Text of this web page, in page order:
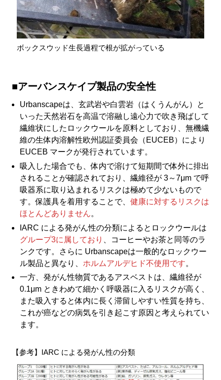
ボックスウッド生長過程で根が拡がっている
■アーバンスケイプ製品の安全性
Urbanscapeは、玄武岩や白雲岩（はくうんがん）と
いった天然岩石を高温で溶融し遠心力で吹き飛ばして
繊維状にしたロックウールを原料としており、無機繊
維の生体内溶解性欧州認証委員会（EUCEB）により
EUCEB マークが発行されています。
吸入した場合でも、体内で溶けて短期間で体外に排出
されることが確認されており、繊維径が 3～7μm で呼
吸器系に取り込まれるリスクは極めて少ないもので
す。保護具を着用することで、 健康に対するリスクは
ほとんどありません。
IARC による発がん性の分類によるとロックウールは
グループ3に属しており
、コーヒーやお茶と同等のラ
ンクです。さらに Urbanscapeは一般的なロックウー
ル製品と異なり、 ホルムアルデヒド不使用です。
一方、発がん性物質であるアスベストは、繊維径が
0.1μm ときわめて細かく呼吸器に入るリスクが高く、
また吸入すると体内に長く滞留しやすい性質を持ち、
これが癌などの病気を引き起こす原因と考えられてい
ます。
【参考】IARC による発がん性の分類